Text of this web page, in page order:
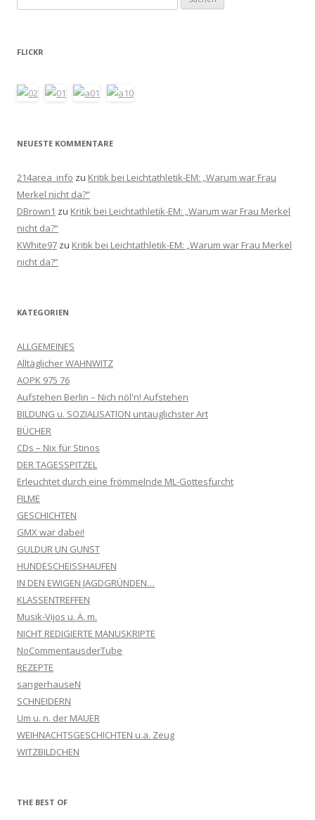
nach:
FLICKR
NEUESTE KOMMENTARE
214area_info zu Kritik bei Leichtathletik-EM: „Warum war Frau
Merkel nicht da?“
DBrown1 zu Kritik bei Leichtathletik-EM: „Warum war Frau Merkel
nicht da?“
KWhite97 zu Kritik bei Leichtathletik-EM: „Warum war Frau Merkel
nicht da?“
KATEGORIEN
ALLGEMEINES
Alltäglicher WAHNWITZ
AOPK 975 76
Aufstehen Berlin – Nich nöl'n! Aufstehen
BILDUNG u. SOZIALISATION untauglichster Art
BÜCHER
CDs – Nix für Stinos
DER TAGESSPITZEL
Erleuchtet durch eine frömmelnde ML-Gottesfurcht
FILME
GESCHICHTEN
GMX war dabei!
GULDUR UN GUNST
HUNDESCHEISSHAUFEN
IN DEN EWIGEN JAGDGRÜNDEN…
KLASSENTREFFEN
Musik-Vijos u. Ä. m.
NICHT REDIGIERTE MANUSKRIPTE
NoCommentausderTube
REZEPTE
sangerhauseN
SCHNEIDERN
Um u. n. der MAUER
WEIHNACHTSGESCHICHTEN u.a. Zeug
WITZBILDCHEN
THE BEST OF